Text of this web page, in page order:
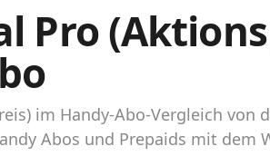
Pro
im Handy-Abo-Vergleich von
Abos und Prepaids mit dem